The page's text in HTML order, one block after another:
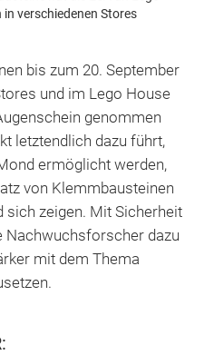
in verschiedenen Stores
bis zum 20. September
und im Lego House
genommen
letztendlich dazu führt,
ermöglicht werden,
von Klemmbausteinen
sich zeigen. Mit Sicherheit
Nachwuchsforscher dazu
mit dem Thema